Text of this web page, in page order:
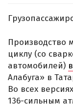
Производство
циклу (со
автомобилей)
Алабуга» в
Во всех
136-сильным